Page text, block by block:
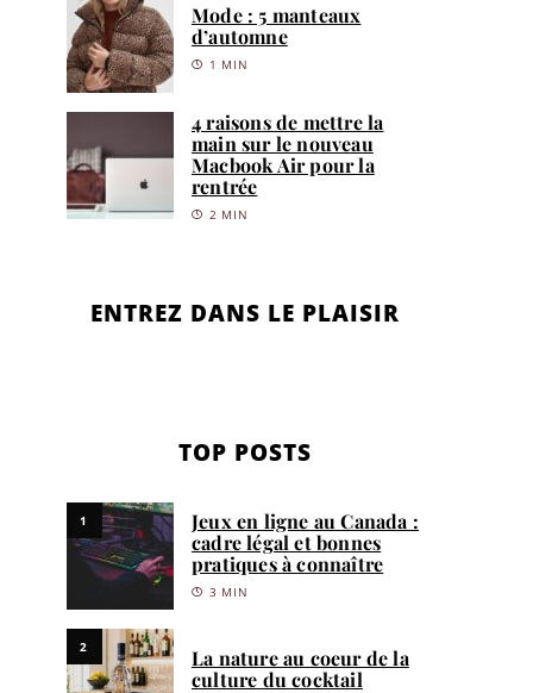
Mode : 5 manteaux
d’automne
1 MIN
4 raisons de mettre la
main sur le nouveau
Macbook Air pour la
rentrée
2 MIN
ENTREZ DANS LE PLAISIR
TOP POSTS
1
Jeux en ligne au Canada :
cadre légal et bonnes
pratiques à connaître
3 MIN
2
La nature au coeur de la
culture du cocktail